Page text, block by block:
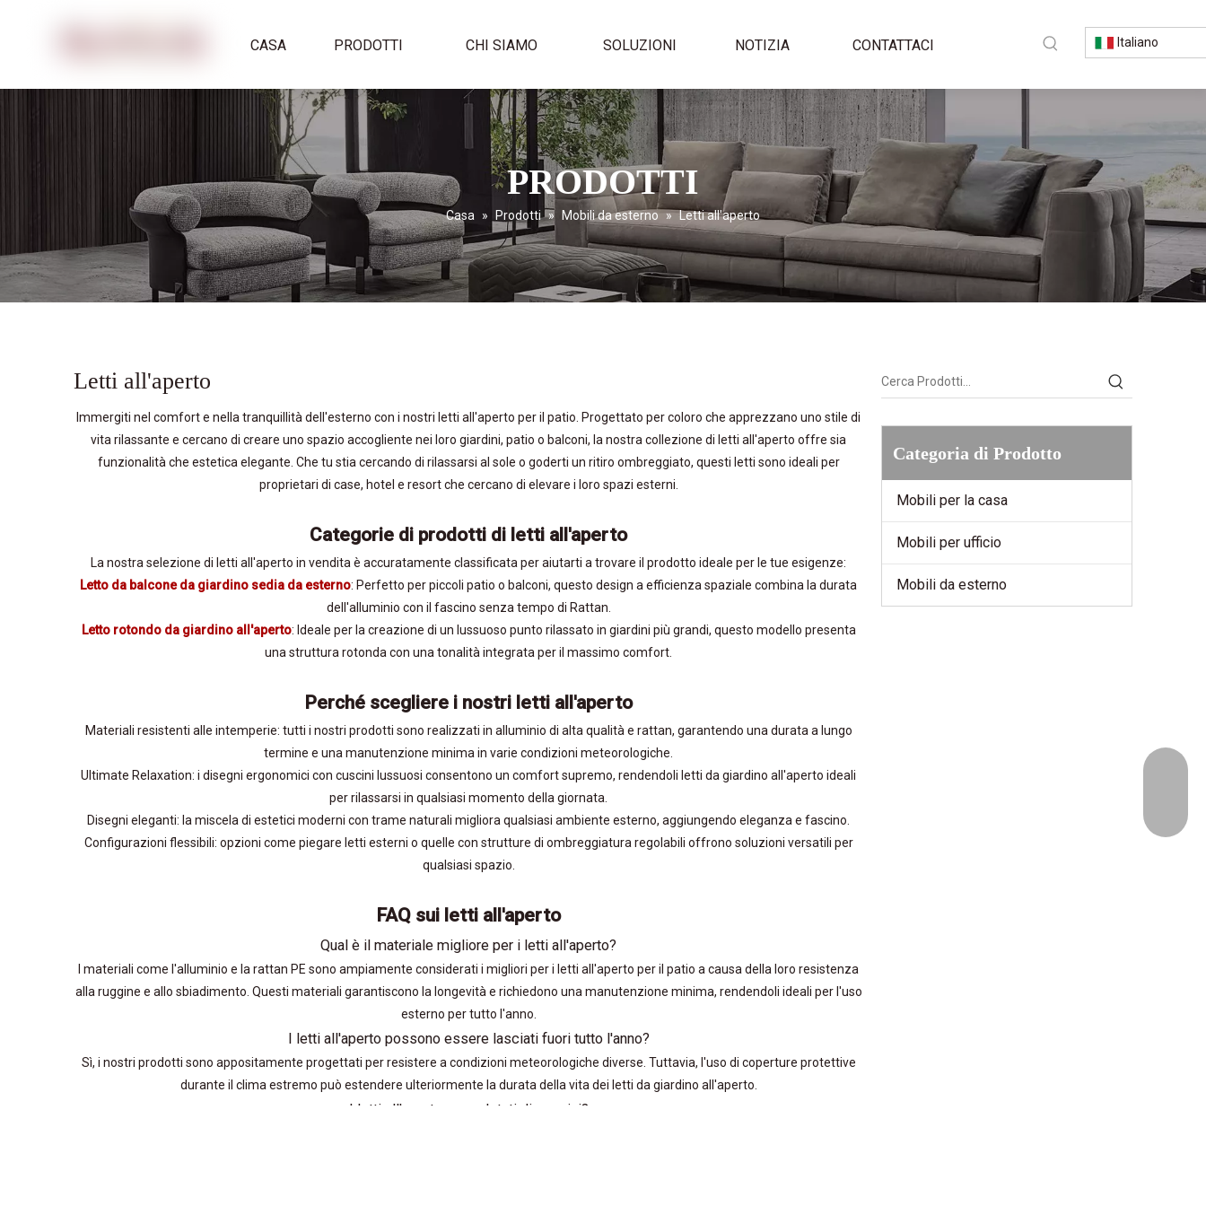
CASA PRODOTTI CHI SIAMO SOLUZIONI NOTIZIA CONTATTACI Italiano
PRODOTTI
Casa » Prodotti » Mobili da esterno » Letti all'aperto
Letti all'aperto
Immergiti nel comfort e nella tranquillità dell'esterno con i nostri letti all'aperto per il patio. Progettato per coloro che apprezzano uno stile di
vita rilassante e cercano di creare uno spazio accogliente nei loro giardini, patio o balconi, la nostra collezione di letti all'aperto offre sia
funzionalità che estetica elegante. Che tu stia cercando di rilassarsi al sole o goderti un ritiro ombreggiato, questi letti sono ideali per
proprietari di case, hotel e resort che cercano di elevare i loro spazi esterni.
Categorie di prodotti di letti all'aperto
La nostra selezione di letti all'aperto in vendita è accuratamente classificata per aiutarti a trovare il prodotto ideale per le tue esigenze:
Letto da balcone da giardino sedia da esterno: Perfetto per piccoli patio o balconi, questo design a efficienza spaziale combina la durata
dell'alluminio con il fascino senza tempo di Rattan.
Letto rotondo da giardino all'aperto: Ideale per la creazione di un lussuoso punto rilassato in giardini più grandi, questo modello presenta
una struttura rotonda con una tonalità integrata per il massimo comfort.
Perché scegliere i nostri letti all'aperto
Materiali resistenti alle intemperie: tutti i nostri prodotti sono realizzati in alluminio di alta qualità e rattan, garantendo una durata a lungo
termine e una manutenzione minima in varie condizioni meteorologiche.
Ultimate Relaxation: i disegni ergonomici con cuscini lussuosi consentono un comfort supremo, rendendoli letti da giardino all'aperto ideali
per rilassarsi in qualsiasi momento della giornata.
Disegni eleganti: la miscela di estetici moderni con trame naturali migliora qualsiasi ambiente esterno, aggiungendo eleganza e fascino.
Configurazioni flessibili: opzioni come piegare letti esterni o quelle con strutture di ombreggiatura regolabili offrono soluzioni versatili per
qualsiasi spazio.
FAQ sui letti all'aperto
Qual è il materiale migliore per i letti all'aperto?
I materiali come l'alluminio e la rattan PE sono ampiamente considerati i migliori per i letti all'aperto per il patio a causa della loro resistenza
alla ruggine e allo sbiadimento. Questi materiali garantiscono la longevità e richiedono una manutenzione minima, rendendoli ideali per l'uso
esterno per tutto l'anno.
I letti all'aperto possono essere lasciati fuori tutto l'anno?
Sì, i nostri prodotti sono appositamente progettati per resistere a condizioni meteorologiche diverse. Tuttavia, l'uso di coperture protettive
durante il clima estremo può estendere ulteriormente la durata della vita dei letti da giardino all'aperto.
I letti all'aperto sono dotati di cuscini?
Categoria di Prodotto
Mobili per la casa
Mobili per ufficio
Mobili da esterno
+86-